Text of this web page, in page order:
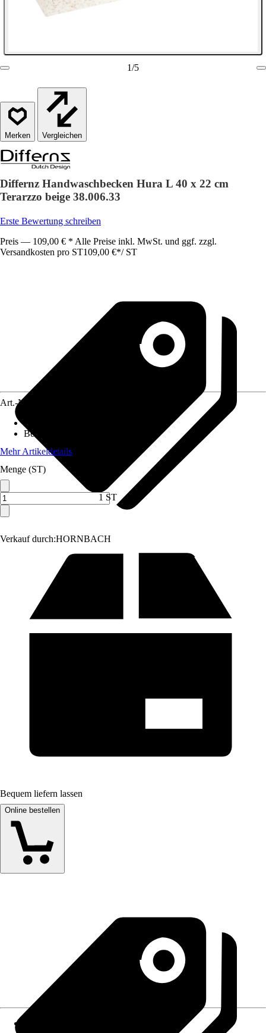
1/5
Vergleichen
Differnz Handwaschbecken Hura L 40 x 22 cm
Terarzzo beige 38.006.33
Erste Bewertung schreiben
Preis — 109,00 € * Alle Preise inkl. MwSt. und ggf. zzgl.
Versandkosten pro ST109,00 €*/ ST
Verkauf durch:HORNBACH
Art.-Nr.
Beschichtung
Mehr Artikeldetails
Menge (ST)
1 ST
Bequem liefern lassen
Online bestellen